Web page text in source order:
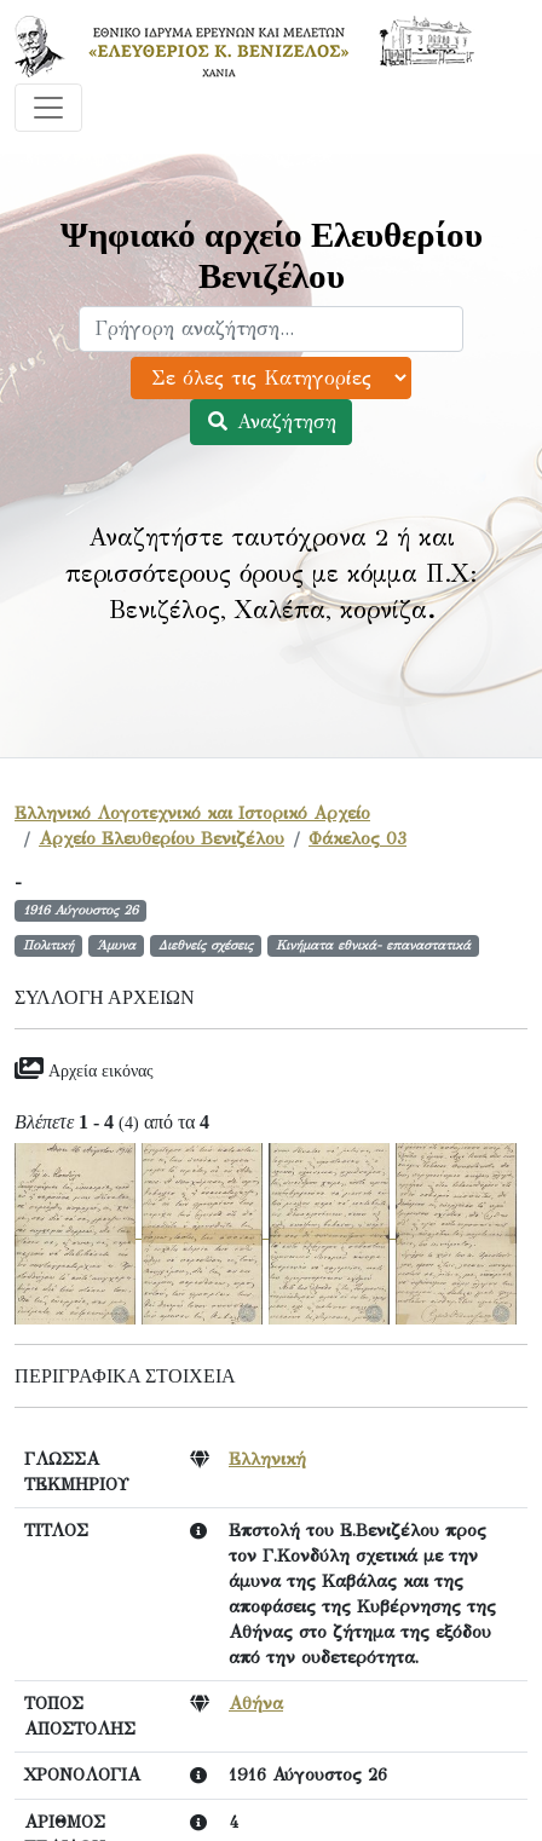
Ψηφιακό αρχείο Ελευθερίου
Βενιζέλου
Αναζήτηση
Αναζητήστε ταυτόχρονα 2 ή και
περισσότερους όρους με κόμμα Π.Χ:
Βενιζέλος, Χαλέπα, κορνίζα.
Ελληνικό Λογοτεχνικό και Ιστορικό Αρχείο
Αρχείο Ελευθερίου Βενιζέλου
Φάκελος 03
-
1916 Αύγουστος 26
Πολιτική Άμυνα Διεθνείς σχέσεις Κινήματα εθνικά- επαναστατικά
ΣΥΛΛΟΓΉ ΑΡΧΕΊΩΝ
Αρχεία εικόνας
Βλέπετε 1 - 4 (4) από τα 4
ΠΕΡΙΓΡΑΦΙΚΆ ΣΤΟΙΧΕΊΑ
ΓΛΩΣΣΑ
ΤΕΚΜΗΡΙΟΥ
Ελληνική
ΤΙΤΛΟΣ
Επστολή του Ε.Βενιζέλου προς
τον Γ.Κονδύλη σχετικά με την
άμυνα της Καβάλας και της
αποφάσεις της Κυβέρνησης της
Αθήνας στο ζήτημα της εξόδου
από την ουδετερότητα.
ΤΟΠΟΣ
ΑΠΟΣΤΟΛΗΣ
Αθήνα
ΧΡΟΝΟΛΟΓΙΑ 1916 Αύγουστος 26
ΑΡΙΘΜΟΣ
4